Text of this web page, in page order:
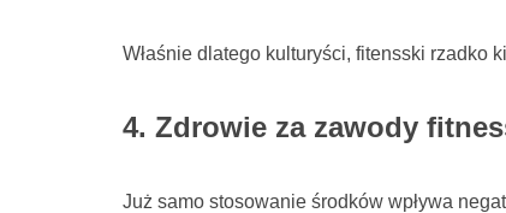
Właśnie dlatego kulturyści, fitensski rzadko
4. Zdrowie za zawody
Już samo stosowanie środków wpływa